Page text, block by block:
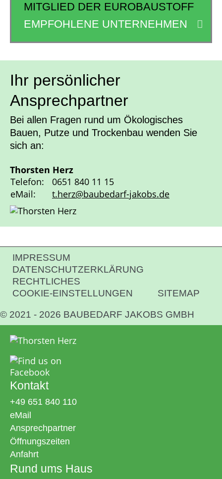
MITGLIED DER EUROBAUSTOFF
EMPFOHLENE UNTERNEHMEN
Ihr persönlicher
Ansprechpartner
Bei allen Fragen rund um Ökologisches
Bauen, Putze und Trockenbau wenden Sie
sich an:
Thorsten Herz
Telefon:
0651 840 11 15
eMail:
t.herz@baubedarf-jakobs.de
Kontakt
+49 651 840 110
eMail
Ansprechpartner
Öffnungszeiten
Anfahrt
Rund ums Haus
RECHTLICHES
SITEMAP
IMPRESSUM
DATENSCHUTZERKLÄRUNG
RECHTLICHES
COOKIE-EINSTELLUNGEN
SITEMAP
© 2021 - 2026 BAUBEDARF JAKOBS GMBH